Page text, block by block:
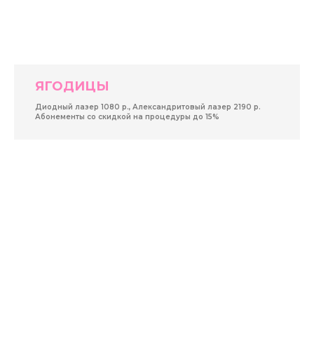
ЯГОДИЦЫ
Диодный лазер 1080 р., Александритовый лазер 2190 р.
Абонементы со скидкой на процедуры до 15%